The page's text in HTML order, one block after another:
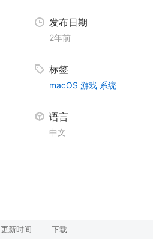
发布日期
2年前
标签
macOS 游戏 系统
语言
中文
更新时间 下载